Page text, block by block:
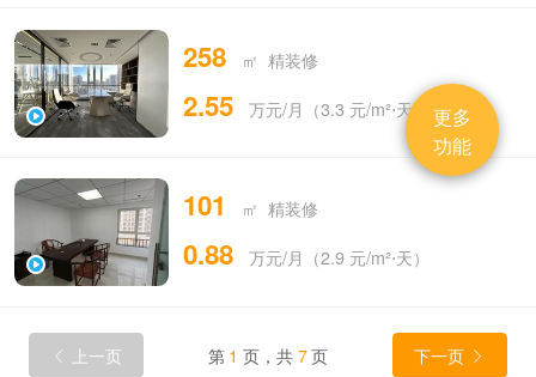
258 ㎡ 精装修
2.55 万元/月（3.3 元/m²⋅天）
101 ㎡ 精装修
0.88 万元/月（2.9 元/m²⋅天）
 上一页 第 1 页，共 7页 下一页 
更多
功能